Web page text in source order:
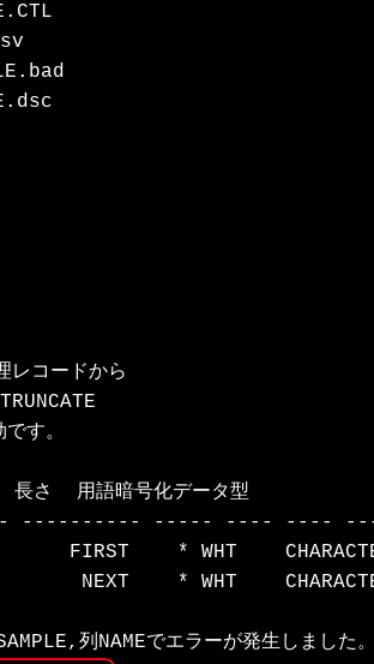
レコードから
す。
さ  用語暗号化データ型
---------- ----- ---- ----
FIRST    * WHT
NEXT    * WHT